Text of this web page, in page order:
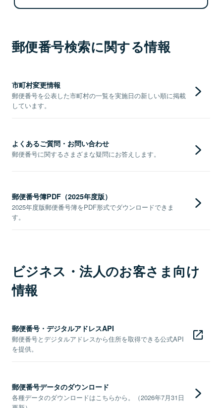
郵便番号検索に関する情報
市町村変更情報
郵便番号を公表した市町村の一覧を実施日の新しい順に掲載
しています。
よくあるご質問・お問い合わせ
郵便番号に関するさまざまな疑問にお答えします。
郵便番号簿PDF（2025年度版）
2025年度版郵便番号簿をPDF形式でダウンロードできま
す。
ビジネス・法人のお客さま向け
情報
郵便番号・デジタルアドレスAPI
郵便番号とデジタルアドレスから住所を取得できる公式API
を提供。
郵便番号データのダウンロード
各種データのダウンロードはこちらから。（2026年7月31日